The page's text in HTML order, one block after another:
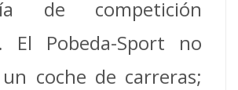
de competición
El Pobeda-Sport no
coche de carreras;